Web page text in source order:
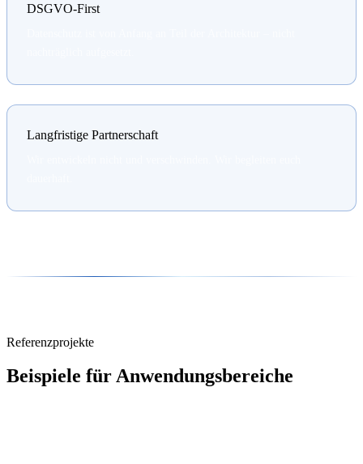
DSGVO-First
Langfristige Partnerschaft
Referenzprojekte
Beispiele für Anwendungsbereiche